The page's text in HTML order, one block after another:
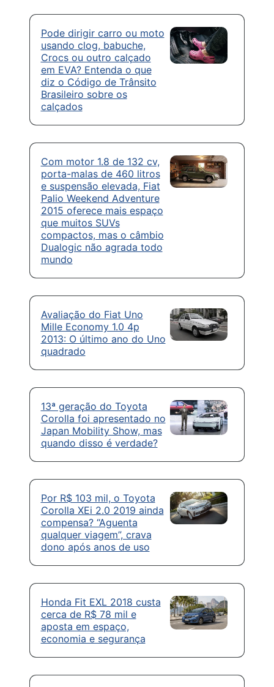
Pode dirigir carro ou moto
usando clog, babuche,
Crocs ou outro calçado
em EVA? Entenda o que
diz o Código de Trânsito
Brasileiro sobre os
calçados
Com motor 1.8 de 132 cv,
porta-malas de 460 litros
e suspensão elevada, Fiat
Palio Weekend Adventure
2015 oferece mais espaço
que muitos SUVs
compactos, mas o câmbio
Dualogic não agrada todo
mundo
Avaliação do Fiat Uno
Mille Economy 1.0 4p
2013: O último ano do Uno
quadrado
13ª geração do Toyota
Corolla foi apresentado no
Japan Mobility Show, mas
quando disso é verdade?
Por R$ 103 mil, o Toyota
Corolla XEi 2.0 2019 ainda
compensa? “Aguenta
qualquer viagem”, crava
dono após anos de uso
Honda Fit EXL 2018 custa
cerca de R$ 78 mil e
aposta em espaço,
economia e segurança